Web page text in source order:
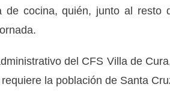
cocina, quién, junto al resto
del CFS Villa de
la población de Santa